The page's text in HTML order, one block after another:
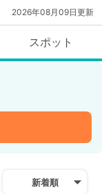
2026年08月09日更新
スポット
新着順